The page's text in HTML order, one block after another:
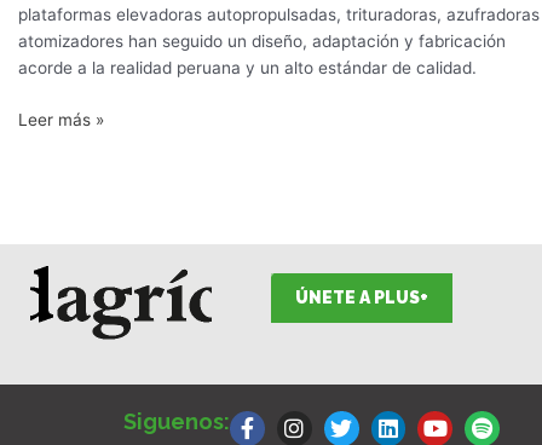
plataformas elevadoras autopropulsadas, trituradoras,
atomizadores han seguido un diseño, adaptación y fabricación
acorde a la realidad peruana y un alto estándar de calidad.
Leer más »
ÚNETE A PLUS+
Siguenos:
a
c
n
s
w
i
i
n
o
u
p
o